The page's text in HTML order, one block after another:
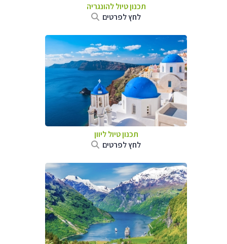
תכנון טיול להונגריה
לחץ לפרטים
תכנון טיול ליוון
לחץ לפרטים